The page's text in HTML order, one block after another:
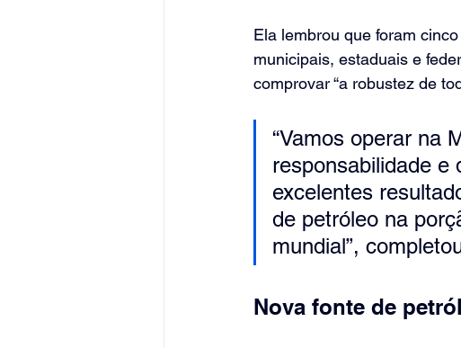
Ela lembrou que foram
municipais, estaduais e
comprovar “a robustez de
“Vamos operar na
responsabilidade e
excelentes
de petróleo na
mundial”,
Nova fonte de